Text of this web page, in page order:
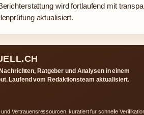
wird fortlaufend mit
aktualisiert.
Ratgeber und Analysen in einem
Laufend vom Redaktionsteam aktualisiert.
Vertrauensressourcen, kuratiert fur schnelle